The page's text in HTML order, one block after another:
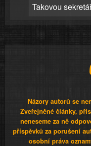
Takovou
Názory autorů se
Zveřejněné články,
neneseme za ně
příspěvků za porušení
osobní práva